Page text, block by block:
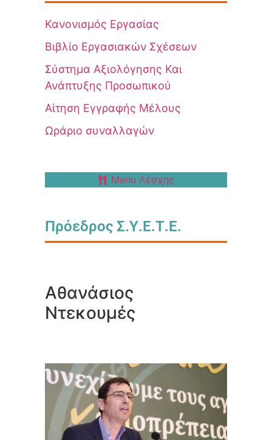
Κανονισμός Εργασίας
Βιβλίο Εργασιακών Σχέσεων
Σύστημα Αξιολόγησης Και
Ανάπτυξης Προσωπικού
Αίτηση Εγγραφής Μέλους
Ωράριο συναλλαγών
Menu Λέσχης
Πρόεδρος Σ.Υ.Ε.Τ.Ε.
Αθανάσιος
Ντεκουμές